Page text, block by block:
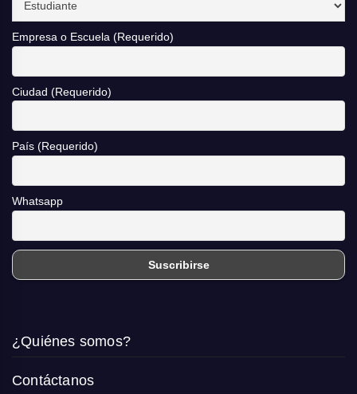
Empresa o Escuela (Requerido)
Ciudad (Requerido)
País (Requerido)
Whatsapp
¿Quiénes somos?
Contáctanos